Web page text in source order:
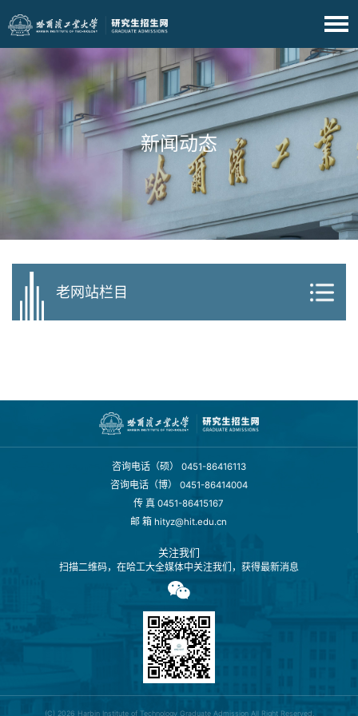
新闻动态
老网站栏目
咨询电话（硕） 0451-86416113
咨询电话（博） 0451-86414004
传 真 0451-86415167
邮 箱 hityz@hit.edu.cn
关注我们
扫描二维码，在哈工大全媒体中关注我们，获得最新消息
(C) 2026 Harbin Institute of Technology Graduate Admission All Right Reserved.